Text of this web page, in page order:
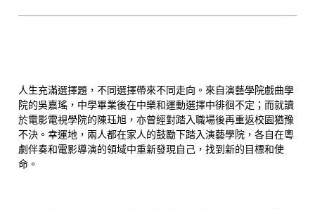
人生充滿選擇題，不同選擇帶來不同走向。來自演藝學院戲曲學
院的吳嘉瑤，中學畢業後在中樂和運動選擇中徘徊不定；而就讀
於電影電視學院的陳珏旭，亦曾經對踏入職場後再重返校園猶豫
不決。幸運地，兩人都在家人的鼓勵下踏入演藝學院，各自在粵
劇伴奏和電影導演的領域中重新發現自己，找到新的目標和使
命。